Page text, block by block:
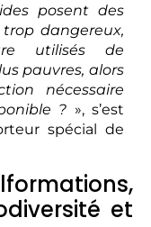
posent des
dangereux,
utilisés de
pauvres, alors
nécessaire
? », s’est
spécial de
et